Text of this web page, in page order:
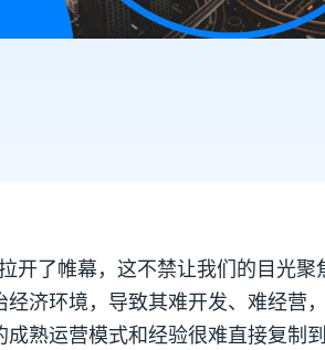
开了帷幕，这不禁让我们的目光聚
济环境，导致其难开发、难经营
熟运营模式和经验很难直接复制到